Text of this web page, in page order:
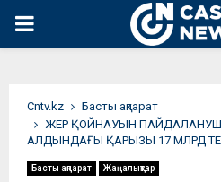
PRIMARY
Сntv.kz
Басты ақпарат
ЖЕР ҚОЙНАУЫН
АЛДЫНДАҒЫ ҚАРЫЗЫ 17 МЛРД
Басты ақпарат Жаңалықтар